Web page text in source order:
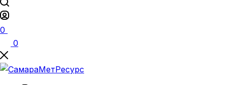
0
0